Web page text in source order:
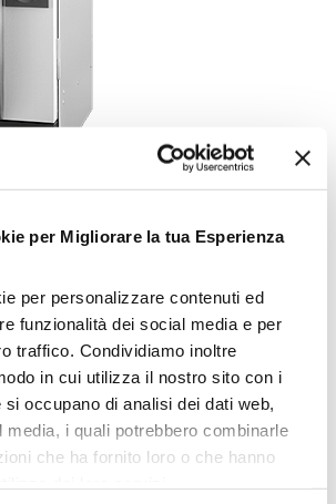
per Migliorare la tua Esperienza
per personalizzare contenuti ed
funzionalità dei social media e per
traffico. Condividiamo inoltre
in cui utilizza il nostro sito con i
occupano di analisi dei dati web,
media, i quali potrebbero combinarle
che ha fornito loro o che hanno
Scopri